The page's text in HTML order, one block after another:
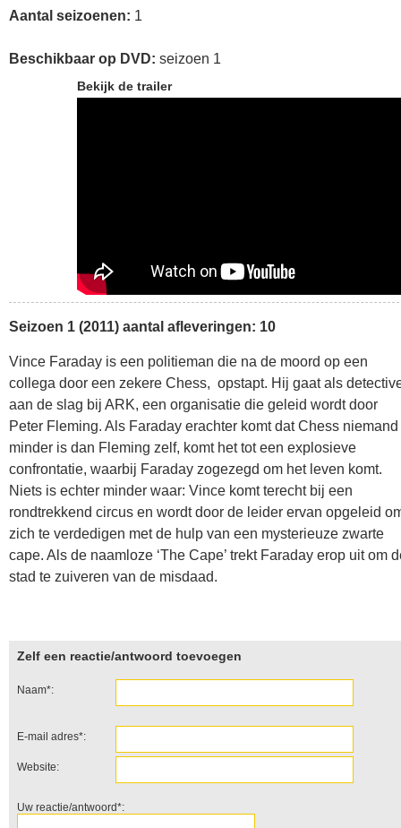
Aantal seizoenen: 1
Beschikbaar op DVD: seizoen 1
Bekijk de trailer
Seizoen 1 (2011) aantal afleveringen: 10
Vince Faraday is een politieman die na de moord op een
collega door een zekere Chess, opstapt. Hij gaat als
aan de slag bij ARK, een organisatie die geleid wordt door
Peter Fleming. Als Faraday erachter komt dat Chess niemand
minder is dan Fleming zelf, komt het tot een explosieve
confrontatie, waarbij Faraday zogezegd om het leven komt.
Niets is echter minder waar: Vince komt terecht bij een
rondtrekkend circus en wordt door de leider ervan opgeleid
zich te verdedigen met de hulp van een mysterieuze zwarte
cape. Als de naamloze ‘The Cape’ trekt Faraday erop uit om
stad te zuiveren van de misdaad.
Zelf een reactie/antwoord toevoegen
Naam*:
E-mail adres*:
Website:
Uw reactie/antwoord*: